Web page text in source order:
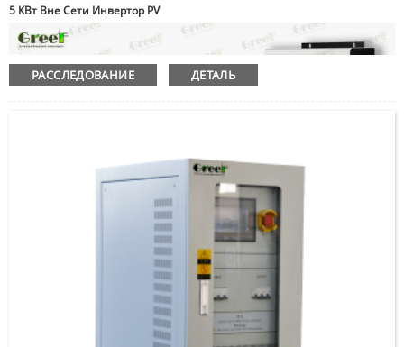
5 КВт Вне Сети Инвертор PV
РАССЛЕДОВАНИЕ ДЕТАЛЬ